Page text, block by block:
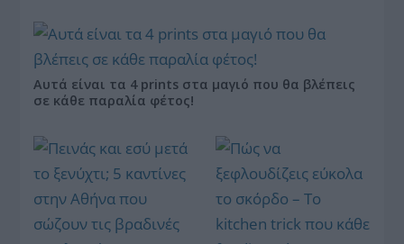
Αυτά είναι τα 4 prints στα μαγιό που θα βλέπεις
σε κάθε παραλία φέτος!